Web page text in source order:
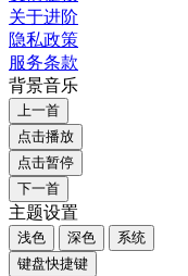
关于进阶
隐私政策
服务条款
背景音乐
上一首
点击播放
点击暂停
下一首
主题设置
浅色 深色
系统
键盘快捷键